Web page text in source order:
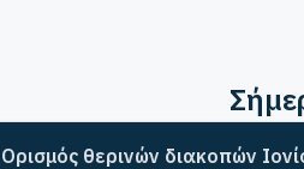
Ορισμός θερινών διακοπών